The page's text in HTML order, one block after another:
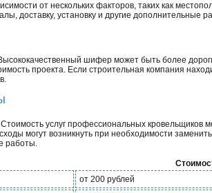
от нескольких факторов, таких как
доставку, установку и другие дополнительные
шифер может быть более
проекта. Если строительная компания
услуг профессиональных кровельщиков
могут возникнуть при необходимости
работы.
от 200 рублей